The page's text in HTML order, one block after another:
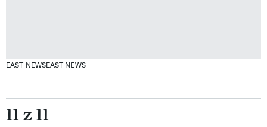
EAST NEWSEAST NEWS
11 z 11